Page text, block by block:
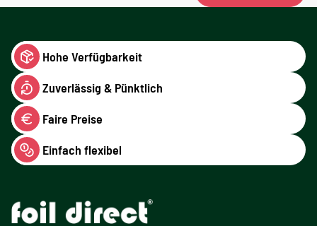
Hohe Verfügbarkeit
Zuverlässig & Pünktlich
Faire Preise
Einfach flexibel